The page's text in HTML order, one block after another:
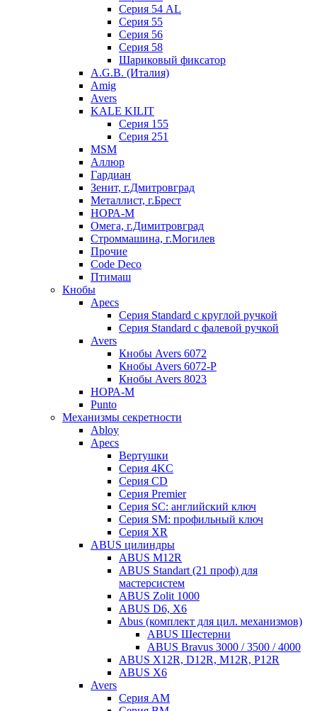
Серия 54 AL
Серия 55
Серия 56
Серия 58
Шариковый фиксатор
A.G.B. (Италия)
Amig
Avers
KALE KILIT
Серия 155
Серия 251
MSM
Аллюр
Гардиан
Зенит, г.Дмитровград
Металлист, г.Брест
НОРА-М
Омега, г.Димитровград
Строммашина, г.Могилев
Прочие
Code Deco
Птимаш
Кнобы
Apecs
Серия Standard с круглой ручкой
Серия Standard с фалевой ручкой
Avers
Кнобы Avers 6072
Кнобы Avers 6072-P
Кнобы Avers 8023
НОРА-М
Punto
Механизмы секретности
Abloy
Apecs
Вертушки
Серия 4KC
Серия CD
Серия Premier
Серия SC: английский ключ
Серия SM: профильный ключ
Серия XR
ABUS цилиндры
ABUS M12R
ABUS Standart (21 проф) для
мастерсистем
ABUS Zolit 1000
ABUS D6, X6
Abus (комплект для цил. механизмов)
ABUS Шестерни
ABUS Bravus 3000 / 3500 / 4000
ABUS X12R, D12R, M12R, P12R
ABUS X6
Avers
Серия AM